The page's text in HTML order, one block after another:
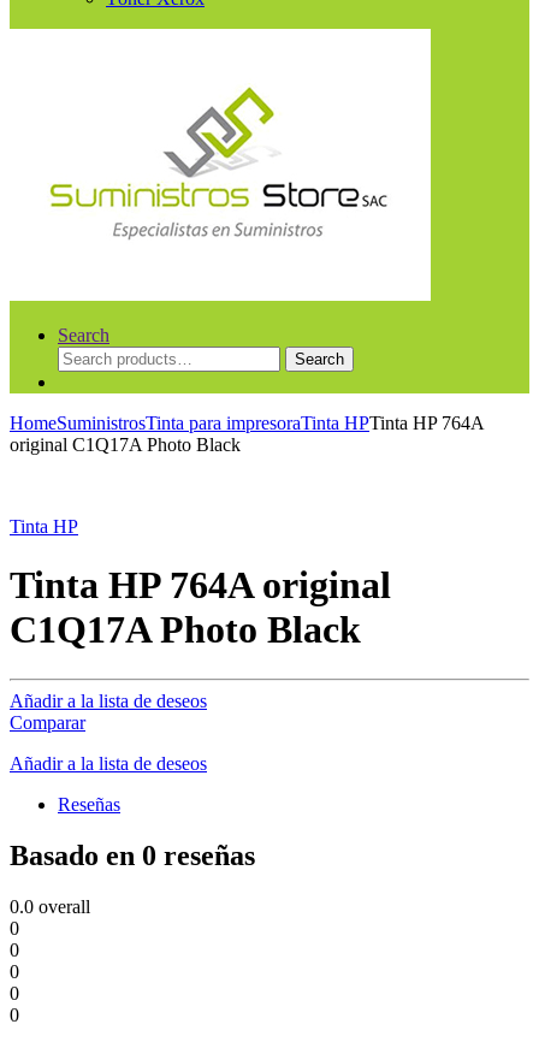
Search
Search
for:
Search
HomeSuministrosTinta para impresoraTinta HPTinta HP 764A
original C1Q17A Photo Black
Tinta HP
Tinta HP 764A original
C1Q17A Photo Black
Añadir a la lista de deseos
Comparar
Añadir a la lista de deseos
Reseñas
Basado en 0 reseñas
0.0 overall
0
0
0
0
0